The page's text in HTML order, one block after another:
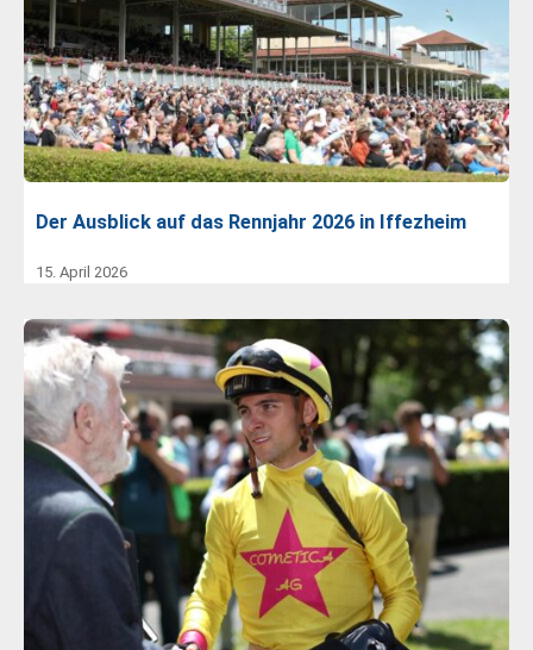
Der Ausblick auf das Rennjahr 2026 in Iffezheim
15. April 2026